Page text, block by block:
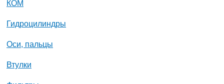
КОМ
Гидроцилиндры
Оси, пальцы
Втулки